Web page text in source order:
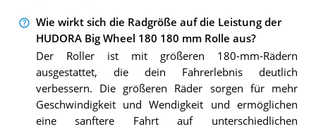
Wie wirkt sich die Radgröße auf die Leistung der
HUDORA Big Wheel 180 180 mm Rolle aus?
Der Roller ist mit größeren 180-mm-Rädern
ausgestattet, die dein Fahrerlebnis deutlich
verbessern. Die größeren Räder sorgen für mehr
Geschwindigkeit und Wendigkeit und ermöglichen
eine sanftere Fahrt auf unterschiedlichen